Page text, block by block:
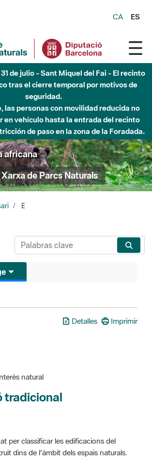
CA ES
de julio - Sant Miquel del Fai - El recinto
tras el cierre temporal por motivos de
seguridad.
las personas con movilidad reducida no
en vehículo hasta la entrada del recinto
de paso en la zona de la Foradada.
africana
de Parcs Naturals
E
Detalles Imprimir
natural
tradicional
per classificar les edificacions del
dins de l'àmbit dels espais naturals.